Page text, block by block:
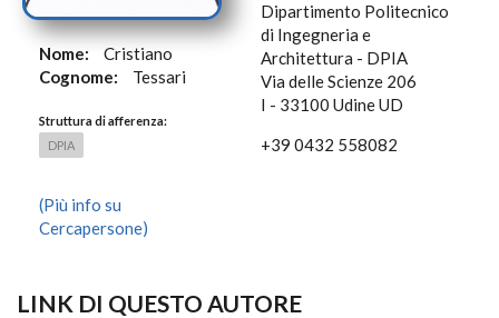
Nome:
Cristiano
Cognome:
Tessari
Struttura di afferenza:
DPIA
(Più info su
Cercapersone)
Dipartimento Politecnico
di Ingegneria e
Architettura - DPIA
Via delle Scienze 206
I - 33100 Udine UD
+39 0432 558082
LINK DI QUESTO AUTORE